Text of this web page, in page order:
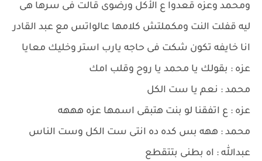
ومحمد وعزه قعدوا ع الأكل ورضوى قالت فى سرها هى
ليه قفلت النت ومكملتش كلامها عالواتس مع عبد القادر
انا خايفه تكون شكت فى حاجه يارب استر وخليك معايا
عزه : بقولك يا محمد يا روح وقلب امك
محمد : نعم يا ست الكل
عزه : ع اتفقنا لو بنت هتبقى اسمها عزه هههه
محمد : ههه بس كده ده انتى ست الكل وست الناس
عبدالله : اه بطنى بتتقطع